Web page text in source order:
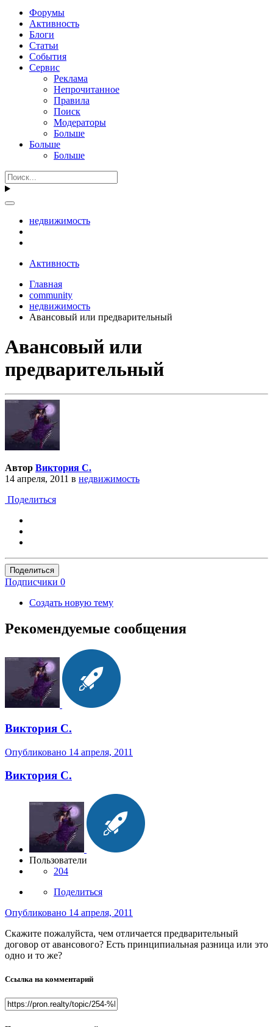
Форумы
Активность
Блоги
Статьи
События
Сервис
Реклама
Непрочитанное
Правила
Поиск
Модераторы
Больше
Больше
Больше
недвижимость
Активность
Главная
community
недвижимость
Авансовый или предварительный
Авансовый или
предварительный
Автор Виктория С.
14 апреля, 2011 в недвижимость
Поделиться
Поделиться
Подписчики 0
Создать новую тему
Рекомендуемые сообщения
Виктория С.
Опубликовано 14 апреля, 2011
Виктория С.
Пользователи
204
Поделиться
Опубликовано 14 апреля, 2011
Скажите пожалуйста, чем отличается предварительный
договор от авансового? Есть принципиальная разница или это
одно и то же?
Ссылка на комментарий